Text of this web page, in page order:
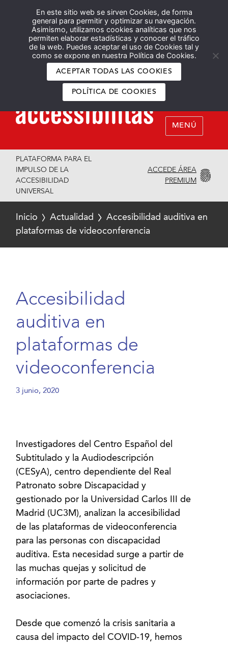
En este sitio web se sirven Cookies, de forma
general para permitir y optimizar su navegación.
Asimismo, utilizamos cookies analíticas que nos
permiten elaborar estadísticas y conocer el tráfico
de la web. Puedes aceptar el uso de Cookies tal y
como se expone en nuestra Política de Cookies.
ACEPTAR TODAS LAS COOKIES
POLÍTICA DE COOKIES
Español English
MENÚ
PLATAFORMA PARA EL
IMPULSO DE LA
ACCESIBILIDAD
UNIVERSAL
ACCEDE ÁREA
PREMIUM
Inicio Actualidad
Accesibilidad auditiva en
plataformas de videoconferencia
Accesibilidad
auditiva en
plataformas de
videoconferencia
3 junio, 2020
Investigadores del Centro Español del
Subtitulado y la Audiodescripción
(CESyA), centro dependiente del Real
Patronato sobre Discapacidad y
gestionado por la Universidad Carlos III de
Madrid (UC3M), analizan la accesibilidad
de las plataformas de videoconferencia
para las personas con discapacidad
auditiva. Esta necesidad surge a partir de
las muchas quejas y solicitud de
información por parte de padres y
asociaciones.
Desde que comenzó la crisis sanitaria a
causa del impacto del COVID-19, hemos